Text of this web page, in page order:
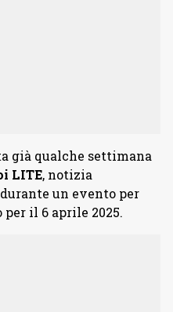
già qualche settimana
LITE, notizia
un evento per
il 6 aprile 2025.